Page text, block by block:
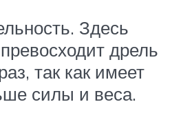
Здесь
дрель
так как имеет
силы и веса.